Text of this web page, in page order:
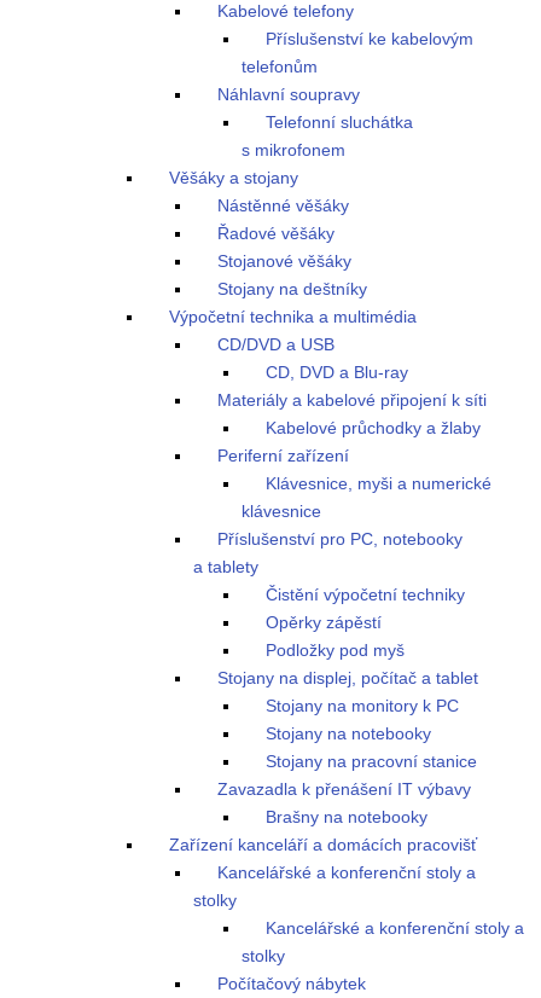
Kabelové telefony
Příslušenství ke kabelovým
telefonům
Náhlavní soupravy
Telefonní sluchátka
s mikrofonem
Věšáky a stojany
Nástěnné věšáky
Řadové věšáky
Stojanové věšáky
Stojany na deštníky
Výpočetní technika a multimédia
CD/DVD a USB
CD, DVD a Blu-ray
Materiály a kabelové připojení k síti
Kabelové průchodky a žlaby
Periferní zařízení
Klávesnice, myši a numerické
klávesnice
Příslušenství pro PC, notebooky
a tablety
Čistění výpočetní techniky
Opěrky zápěstí
Podložky pod myš
Stojany na displej, počítač a tablet
Stojany na monitory k PC
Stojany na notebooky
Stojany na pracovní stanice
Zavazadla k přenášení IT výbavy
Brašny na notebooky
Zařízení kanceláří a domácích pracovišť
Kancelářské a konferenční stoly a
stolky
Kancelářské a konferenční stoly a
stolky
Počítačový nábytek